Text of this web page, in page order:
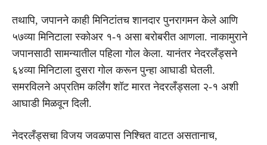
तथापि, जपानने काही मिनिटांतच शानदार पुनरागमन केले आणि
५७व्या मिनिटाला स्कोअर १-१ असा बरोबरीत आणला. नाकामुराने
जपानसाठी सामन्यातील पहिला गोल केला. यानंतर नेदरलँड्सने
६४व्या मिनिटाला दुसरा गोल करून पुन्हा आघाडी घेतली.
समरविलने अप्रतिम कर्लिंग शॉट मारत नेदरलँड्सला २-१ अशी
आघाडी मिळवून दिली.
नेदरलँड्सचा विजय जवळपास निश्चित वाटत असतानाच,